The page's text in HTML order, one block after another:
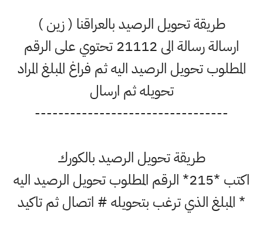
طريقة تحويل الرصيد بالعراقنا ( زين )
ارسالة رسالة الى 21112 تحتوي على الرقم
المطلوب تحويل الرصيد اليه ثم فراغ المبلغ المراد
تحويله ثم ارسال
---------------------------------
طريقة تحويل الرصيد بالكورك
اكتب *215* الرقم المطلوب تحويل الرصيد اليه
* المبلغ الذي ترغب بتحويله # اتصال ثم تاكيد